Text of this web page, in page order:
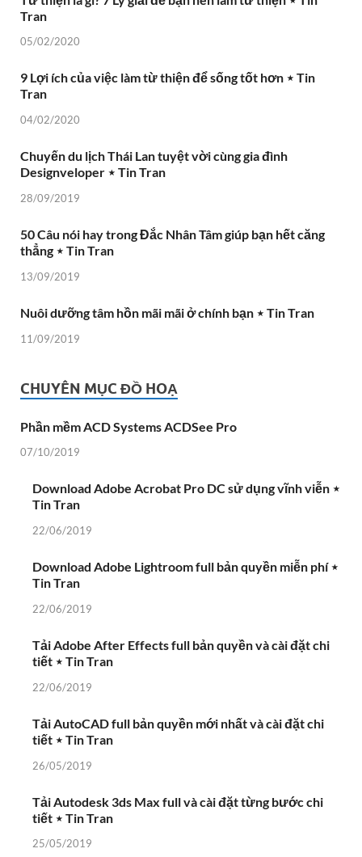
Tran
05/02/2020
9 Lợi ích của việc làm từ thiện để sống tốt hơn ⋆ Tin
Tran
04/02/2020
Chuyến du lịch Thái Lan tuyệt vời cùng gia đình
Designveloper ⋆ Tin Tran
28/09/2019
50 Câu nói hay trong Đắc Nhân Tâm giúp bạn hết căng
thẳng ⋆ Tin Tran
13/09/2019
Nuôi dưỡng tâm hồn mãi mãi ở chính bạn ⋆ Tin Tran
11/09/2019
CHUYÊN MỤC ĐỒ HOẠ
Phần mềm ACD Systems ACDSee Pro
07/10/2019
Download Adobe Acrobat Pro DC sử dụng vĩnh viễn ⋆
Tin Tran
22/06/2019
Download Adobe Lightroom full bản quyền miễn phí ⋆
Tin Tran
22/06/2019
Tải Adobe After Effects full bản quyền và cài đặt chi
tiết ⋆ Tin Tran
22/06/2019
Tải AutoCAD full bản quyền mới nhất và cài đặt chi
tiết ⋆ Tin Tran
26/05/2019
Tải Autodesk 3ds Max full và cài đặt từng bước chi
tiết ⋆ Tin Tran
25/05/2019